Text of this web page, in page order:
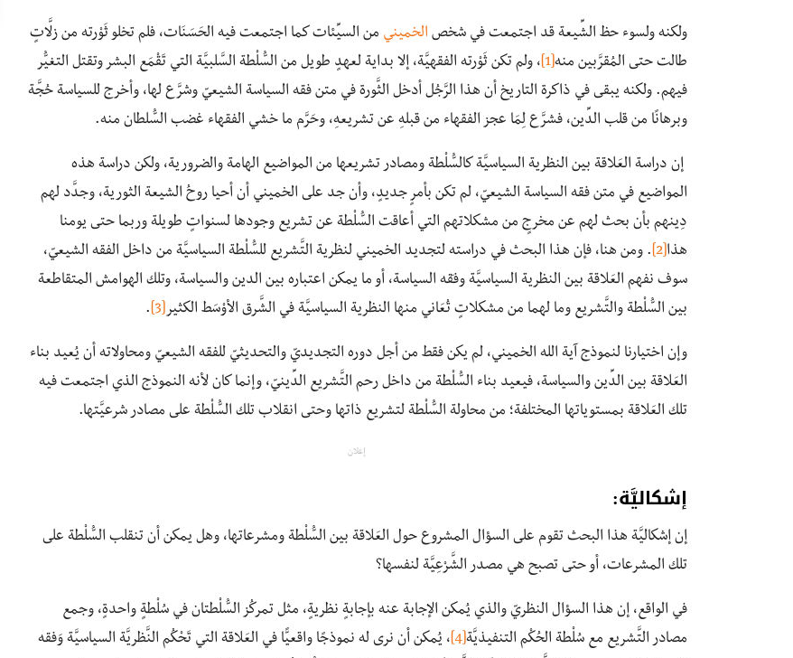
ولكنه ولسوء حظ الشِّيعة قد اجتمعت في شخص الخميني من السيِّئات كما اجتمعت فيه الحَسَنَات، فلم تخلو ثَوْرته من زلَّاتٍ
طالت حتى المُقرَّبين منه[1] ، ولم تكن ثَوْرته الفقهيَّة، إلا بداية لعهدٍ طويل من السُّلْطة السَّلبيَّة التي تَقْمَع البشر وتقتل التغيُّر
فيهم. ولكنه يبقى في ذاكرة التاريخ أن هذا الرَّجُل أدخل الثَّورة في متن فقه السياسة الشيعيّ وشرَّع لها، وأخرج للسياسة حُجَّة
وبرهانًا من قلب الدِّين، فشرَّع لِمَا عجز الفقهاء من قبلهِ عن تشريعهِ، وحَرَّم ما خشي الفقهاء غضب السُّلطان منه.
إن دراسة العَلاقة بين النظرية السياسيَّة كالسُّلْطة ومصادر تشريعها من المواضيع الهامة والضرورية، ولكن دراسة هذه
المواضيع في متن فقه السياسة الشيعيّ، لم تكن بأمرٍ جديدٍ، وأن جد على الخميني أن أحيا روحُ الشيعة الثورية، وجدَّد لهم
دِينهم بأن بحث لهم عن مخرجٍ من مشكلاتهم التي أعاقت السُّلْطة عن تشريع وجودها لسنواتٍ طويلة وربما حتى يومنا
هذا[2]
. ومن هنا، فإن هذا البحث في دراسته لتجديد الخميني لنظرية التَّشريع للسُّلْطة السياسيَّة من داخل الفقه الشيعيّ،
سوف نفهم العَلاقة بين النظرية السياسيَّة وفقه السياسة، أو ما يمكن اعتباره بين الدين والسياسة، وتلك الهوامش المتقاطعة
بين السُّلْطة والتَّشريع وما لهما من مشكلاتٍ تُعَاني منها النظرية السياسيَّة في الشَّرق الأوْسَط الكثير[3]
.
وإن اختيارنا لنموذج آية الله الخميني، لم يكن فقط من أجل دوره التجديديّ والتحديثيّ للفقه الشيعيّ ومحاولاته أن يُعيد بناء
العَلاقة بين الدِّين والسياسة، فيعيد بناء السُّلْطة من داخل رحم التَّشريع الدِّينيّ، وإنما كان لأنه النموذج الذي اجتمعت فيه
تلك العَلاقة بمستوياتها المختلفة؛ من محاولة السُّلْطة لتشريع ذاتها وحتى انقلاب تلك السُّلْطة على مصادر شرعيَّتها.
إعلان
إشكاليَّة:
إن إشكاليَّة هذا البحث تقوم على السؤال المشروع حول العَلاقة بين السُّلْطة ومشرعاتها، وهل يمكن أن تنقلب السُّلْطة على
تلك المشرعات، أو حتى تصبح هي مصدر الشَّرْعِيَّة لنفسها؟
في الواقع، إن هذا السؤال النظريّ والذي يُمكن الإجابة عنه بإجابةٍ نظريةٍ، مثل تمركُز السُّلْطتان في سُلْطةٍ واحدةٍ، وجمع
مصادر التَّشريع مع سُلْطة الحُكْم التنفيذيَّة[4]
، يُمكن أن نرى له نموذجًا واقعيًّا في العَلاقة التي تَحْكُم النَّظريَّة السياسيَّة وَفِقه